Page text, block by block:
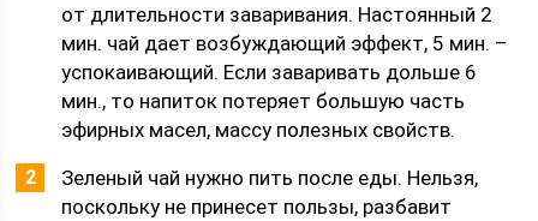
от длительности заваривания. Настоянный 2
мин. чай дает возбуждающий эффект, 5 мин. –
успокаивающий. Если заваривать дольше 6
мин., то напиток потеряет большую часть
эфирных масел, массу полезных свойств.
Зеленый чай нужно пить после еды. Нельзя,
поскольку не принесет пользы, разбавит